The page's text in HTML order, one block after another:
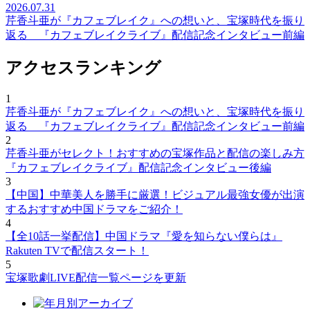
2026.07.31
芹香斗亜が『カフェブレイク』への想いと、宝塚時代を振り
返る 『カフェブレイクライブ』配信記念インタビュー前編
アクセスランキング
1
芹香斗亜が『カフェブレイク』への想いと、宝塚時代を振り
返る 『カフェブレイクライブ』配信記念インタビュー前編
2
芹香斗亜がセレクト！おすすめの宝塚作品と配信の楽しみ方
『カフェブレイクライブ』配信記念インタビュー後編
3
【中国】中華美人を勝手に厳選！ビジュアル最強女優が出演
するおすすめ中国ドラマをご紹介！
4
【全10話一挙配信】中国ドラマ『愛を知らない僕らは』
Rakuten TVで配信スタート！
5
宝塚歌劇LIVE配信一覧ページを更新